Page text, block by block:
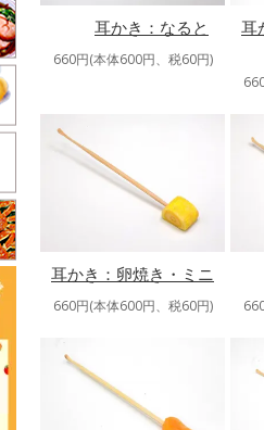
耳かき：なると
660円(本体600円、税60円)
耳
耳かき：卵焼き・ミニ
660円(本体600円、税60円)